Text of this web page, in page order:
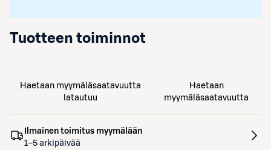
Tuotteen toiminnot
Haetaan myymäläsaatavuutta
latautuu
Haetaan
myymäläsaatavuutta
Ilmainen toimitus myymälään
1–5 arkipäivää